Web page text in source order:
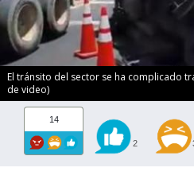
El tránsito del sector se ha complicado
de video)
14
2